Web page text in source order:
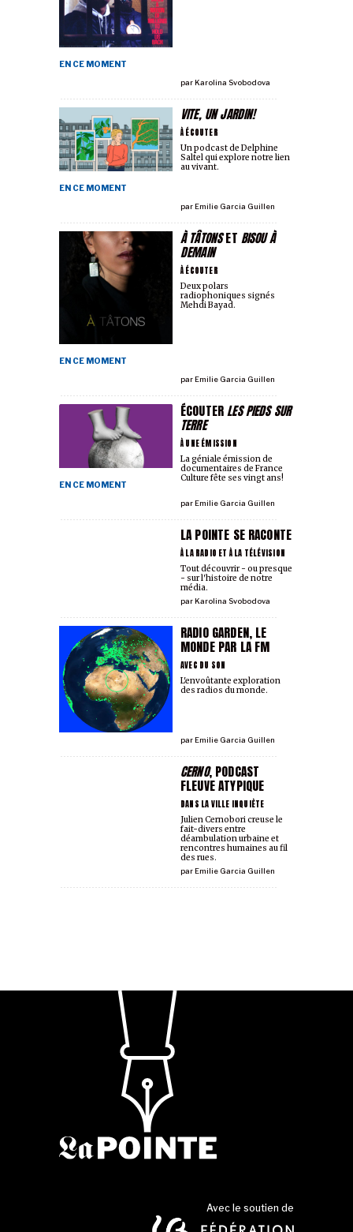
EN CE MOMENT
parKarolina Svobodova
VITE, UN JARDIN!
À ÉCOUTER
EN CE MOMENT
parEmilie Garcia Guillen
Un podcast de Delphine
Saltel qui explore notre lien
au vivant.
À TÂTONSET BISOU À
DEMAIN
À ÉCOUTER
EN CE MOMENT
par Emilie Garcia Guillen
Deux polars
radiophoniques signés
Mehdi Bayad.
ÉCOUTERLES PIEDS SUR
TERRE
À UNE ÉMISSION
EN CE MOMENT
parEmilie Garcia Guillen
La géniale émission de
documentaires de France
Culture fête ses vingt ans!
LA POINTE SE RACONTE
À LA RADIO ET À LA TÉLÉVISION
parKarolina Svobodova
Tout découvrir - ou presque
- sur l'histoire de notre
média.
RADIO GARDEN, LE
MONDE PAR LA FM
AVEC DU SON
parEmilie Garcia Guillen
L'envoûtante exploration
des radios du monde.
CERNO, PODCAST
FLEUVE ATYPIQUE
DANS LA VILLE INQUIÈTE
parEmilie Garcia Guillen
Julien Cernobori creuse le
fait-divers entre
déambulation urbaine et
rencontres humaines au fil
des rues.
Avec le soutien de